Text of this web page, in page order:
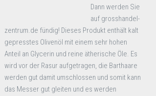
Dann werden Sie
auf grosshandel-
zentrum.de fündig! Dieses Produkt enthält kalt
gepresstes Olivenöl mit einem sehr hohen
Anteil an Glycerin und reine ätherische Öle. Es
wird vor der Rasur aufgetragen, die Barthaare
werden gut damit umschlossen und somit kann
das Messer gut gleiten und es werden